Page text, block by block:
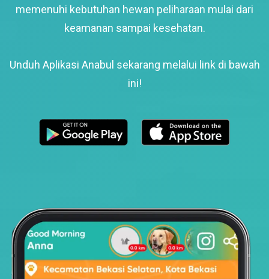
memenuhi kebutuhan hewan peliharaan mulai dari
keamanan sampai kesehatan.
Unduh Aplikasi Anabul sekarang melalui link di bawah
ini!